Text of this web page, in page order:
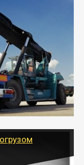
тонн
догруз
для больших
мешки,
места
по
юридических лиц